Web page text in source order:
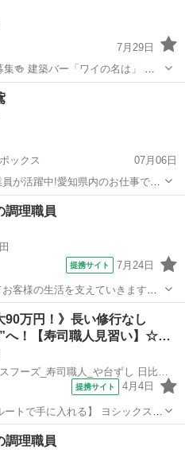
7月29日
は」 一
しています！ 「なんで建
その他
ックス
07月06日
が活躍中!愛知県内のお仕事で
します! 給与/報酬 (未経験)日給
名古屋市・三河地域を中心に愛知
調理職員
提携サイト 7月24日
客様の生活を支えていきます。
調理 ※盛り付け業務 ※食器洗
:30人分 ※1日の作業人数:1人
90万円！》長い修行なし
へ！【寿司職人見習い】☆…
株式会社ヨシックスフーズ_寿司職人_や台ずし 日比野町(正社員)
提携サイト 4月4日
」では、 鮮魚の一部を加工済み
を大幅に削減しています。 入社
その他
調理職員